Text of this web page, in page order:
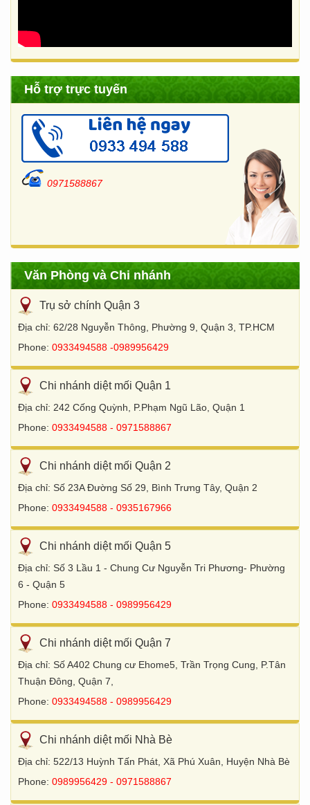
Hỗ trợ trực tuyến
0971588867
Văn Phòng và Chi nhánh
Trụ sở chính Quận 3
Địa chỉ: 62/28 Nguyễn Thông, Phường 9, Quận 3, TP.HCM
Phone: 0933494588 -0989956429
Chi nhánh diệt mối Quận 1
Địa chỉ: 242 Cống Quỳnh, P.Phạm Ngũ Lão, Quận 1
Phone: 0933494588 - 0971588867
Chi nhánh diệt mối Quận 2
Địa chỉ: Số 23A Đường Số 29, Bình Trưng Tây, Quận 2
Phone: 0933494588 - 0935167966
Chi nhánh diệt mối Quận 5
Địa chỉ: Số 3 Lầu 1 - Chung Cư Nguyễn Tri Phương- Phường
6 - Quận 5
Phone: 0933494588 - 0989956429
Chi nhánh diệt mối Quận 7
Địa chỉ: Số A402 Chung cư Ehome5, Trần Trọng Cung, P.Tân
Thuận Đông, Quận 7,
Phone: 0933494588 - 0989956429
Chi nhánh diệt mối Nhà Bè
Địa chỉ: 522/13 Huỳnh Tấn Phát, Xã Phú Xuân, Huyện Nhà Bè
Phone: 0989956429 - 0971588867